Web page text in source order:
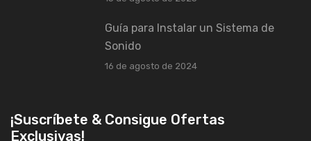
Guía para Instalar un Sistema de
Sonido
16 de agosto de 2024
¡Suscríbete & Consigue Ofertas
Exclusivas!